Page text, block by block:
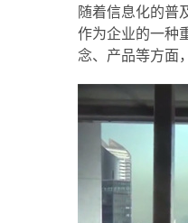
随着信息化的普
作为企业的一种
念、产品等方面